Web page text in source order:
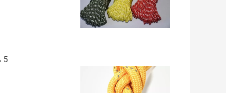
5 مم خفيفة الوزن التخييم الرجل الحبال خطوط مع الموتر الألومنيوم